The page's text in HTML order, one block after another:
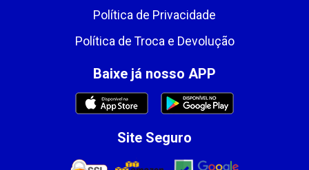
Política de Privacidade
Política de Troca e Devolução
Baixe já nosso APP
Site Seguro